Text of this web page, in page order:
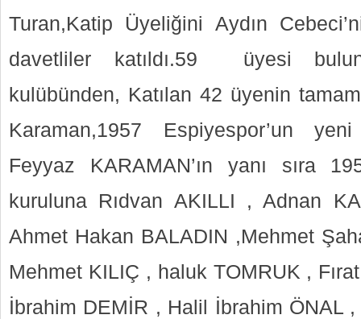
Turan,Katip Üyeliğini Aydın
davetliler katıldı.59 üyesi
kulübünden, Katılan 42 üyenin
Karaman,1957 Espiyespor’un
Feyyaz KARAMAN’ın yanı sıra
kuruluna Rıdvan AKILLI , Adnan
Ahmet Hakan BALADIN ,Mehmet
Mehmet KILIÇ , haluk TOMRUK ,
İbrahim DEMİR , Halil İbrahim ÖNAL